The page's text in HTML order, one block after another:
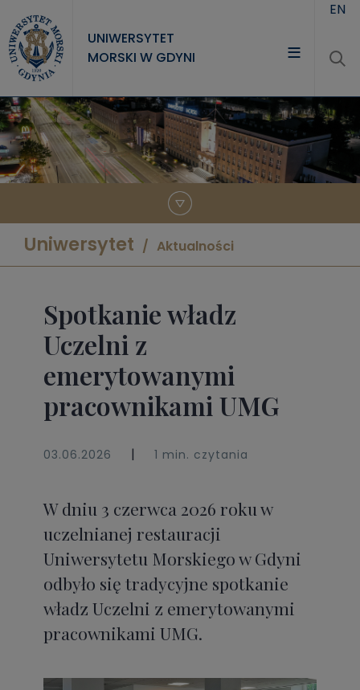
UNIWERSYTET
MORSKI W GDYNI
UNIWERSYTET
STUDIA
NAUKA
EN
Uniwersytet Aktualności
Spotkanie władz
Uczelni z
emerytowanymi
pracownikami UMG
03.06.2026 | 1 min. czytania
W dniu 3 czerwca 2026 roku w
uczelnianej restauracji
Uniwersytetu Morskiego w Gdyni
odbyło się tradycyjne spotkanie
władz Uczelni z emerytowanymi
pracownikami UMG.